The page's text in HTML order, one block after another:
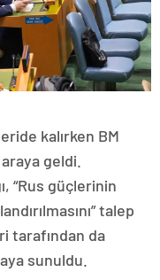
kalırken BM
geldi.
“Rus güçlerinin
talep
tarafından da
sunuldu.